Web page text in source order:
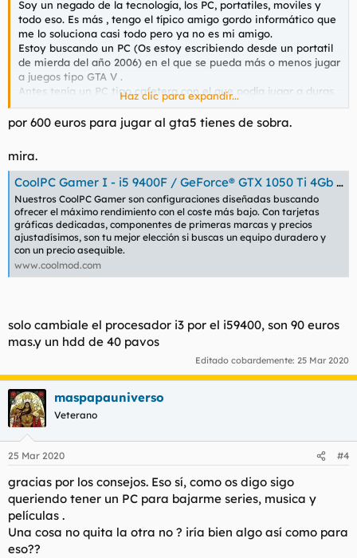
Soy un negado de la tecnología, los PC, portatiles, moviles y
todo eso. Es más , tengo el típico amigo gordo informático que
me lo soluciona casi todo pero ya no es mi amigo.
Estoy buscando un PC (Os estoy escribiendo desde un portatil
de mierda del año 2006) en el que se pueda más o menos jugar
a juegos tipo GTA V .
Antes tenía un PC tipo cafetera con el que podía jugar a duras
penas al Medieval TW , Lo unico que hacía con ese PC era ver
porno y bajar peliculas y series a tutti plene (las bajaba muy
bien y rapido, tengo una conexión más o menos decente y
bajaba capítulos de series en no más de 5 minutos ) .
A lo que voy es : estoy mirando en PC Componentes e info-
computer , PC Gamings reacondicionados, el precio medio es
500 euros,con la curiosa caracteristica de que casi ninguno
trae el sistema operativo (habría que comprarlo a parte ).
La pregunta es : ¿Me recomendais alguna otra página? donde
buscar PC de segunda mano o reacondicionados medio en
condiciones. ¿Son 500 pavos un precio más o menos decente
para encontrar algo válido?
PD : Si no va el GTA V me conformo con matar cartagineses en
el Rome 2 TW
Haz clic para expandir...
por 600 euros para jugar al gta5 tienes de sobra.
mira.
CoolPC Gamer I - i5 9400F / GeForce® GTX 1050 Ti 4Gb / 8GB DDR4 3200Mhz / SSD 240Gb
Nuestros CoolPC Gamer son configuraciones diseñadas buscando
ofrecer el máximo rendimiento con el coste más bajo. Con tarjetas
gráficas dedicadas, componentes de primeras marcas y precios
ajustadísimos, son tu mejor elección si buscas un equipo duradero y
con un precio asequible.
www.coolmod.com
solo cambiale el procesador i3 por el i59400, son 90 euros
mas.y un hdd de 40 pavos
Editado cobardemente: 25 Mar 2020
maspapauniverso
Veterano
25 Mar 2020 #4
gracias por los consejos. Eso sí, como os digo sigo
queriendo tener un PC para bajarme series, musica y
películas .
Una cosa no quita la otra no ? iría bien algo así como para
eso??